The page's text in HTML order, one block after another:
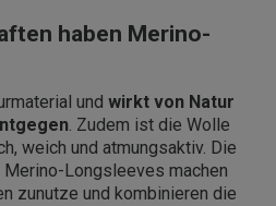
haben Merino-
und wirkt von Natur
. Zudem ist die Wolle
weich und atmungsaktiv. Die
Longsleeves machen
zunutze und kombinieren die